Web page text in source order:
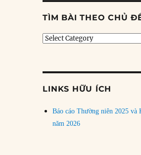
TÌM BÀI THEO CHỦ
Tìm
LINKS HỮU ÍCH
Báo cáo Thường niên 2025 và
năm 2026